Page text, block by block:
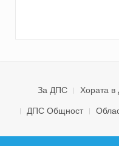
За ДПС Хората
ДПС Общност